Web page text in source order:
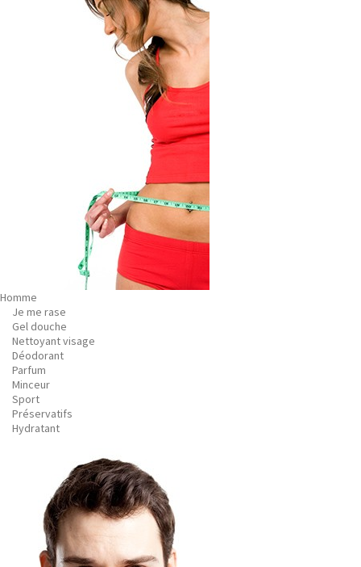
Homme
Je me rase
Gel douche
Nettoyant visage
Déodorant
Parfum
Minceur
Sport
Préservatifs
Hydratant